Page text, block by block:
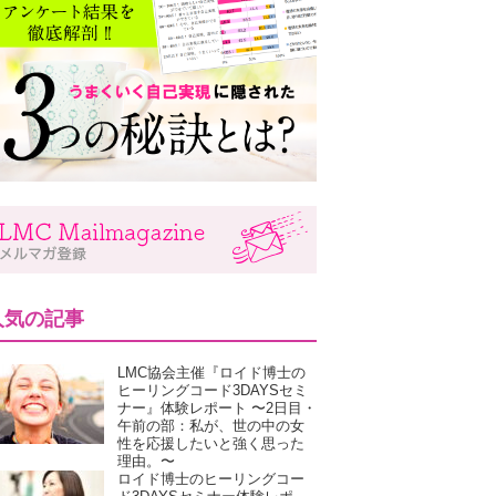
気の記事
LMC協会主催『ロイド博士の
ヒーリングコード3DAYSセミ
ナー』体験レポート 〜2日目・
午前の部：私が、世の中の女
性を応援したいと強く思った
理由。〜
ロイド博士のヒーリングコー